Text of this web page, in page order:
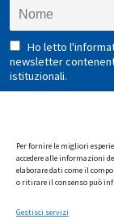
Per fornire le migliori
accedere alle informazioni
elaborare dati come il
o ritirare il consenso può
Gestisci servizi
Ho letto
newsletter
istituzionali.